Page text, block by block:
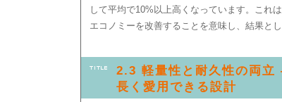
して平均で10%以上高くなっています。これ
エコノミーを改善することを意味し、結果と
2.3 軽量性と耐久性の両立
長く愛用できる設計